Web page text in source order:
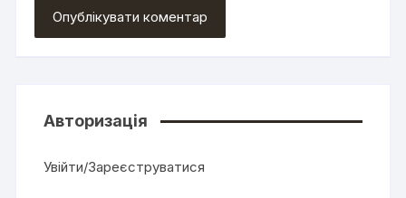
Авторизація
Увійти/Зареєструватися